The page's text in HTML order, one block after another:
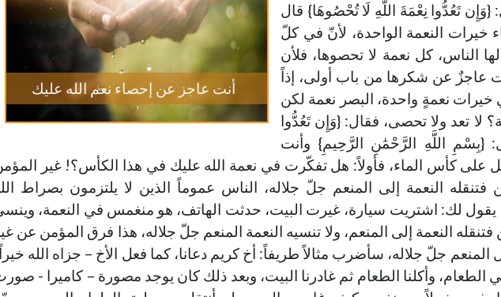
أنت عاجز عن إحصاء نعم الله عليك
{وَإِن تَعُدُّوا نِعْمَةَ اللَّهِ لَا تُحْصُوهَا} قال
خيرات النعمة الواحدة، لأنّ في كلّ
لها الناس، كل نعمة لا تحصوها، فلأن
عاجزٌ عن شكرها من باب أولى، إذاً
نعمةٍ واحدة، البصر نعمة لكن
لا تعد ولا تحصى، فقال: {وَإِن تَعُدُّوا
{بِسْمِ اللَّهِ الرَّحْمَٰنِ الرَّحِيمِ} وأنت
على كأس الماء، فأولاً: هل تفكّرت في نعمة الله عليك في هذا الكأس؟! غير
فتنقله النعمة إلى المنعم جلّ جلاله، الناس عموماً الذين لا يلتزمون بصراط
يقول لك: اشتريت سيارة، غيرت البيت، حدثت الهاتف، هو منغمس في النعمة،
النعمة إلى المنعم، ولا تنسيه النعمة المنعم جلّ جلاله، هذا فرق المؤمن عن
المنعم جلّ جلاله، سأضرب مثالاً طريفاً: أخ كريم دعانا، كما فعل الأخ – جزاه الله
الطعام، وأكلنا الطعام ثم غادرنا البيت، وبعد ذلك كان يوجد مصورة – كاميرا -